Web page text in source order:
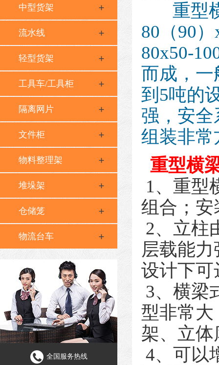
中型货架
流水线
轻型货架
工具车/工具柜
隔离网片
文件柜
物料整理架
堆垛架
仓储笼
物流台车
全国服务热线
重型
80（90
80x50-
而成，一
到5吨的
强，安
组装非常
重型横
1、重型
组合；安
2、立柱
层载能
设计下可
3、横梁
型非常大
架、立
4、可以